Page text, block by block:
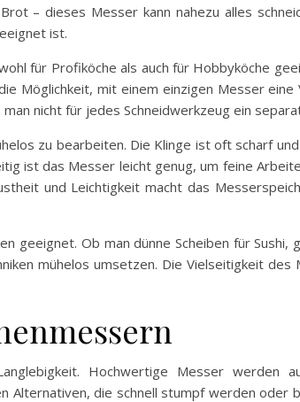
– dieses Messer kann nahezu alles
ist.
für Profiköche als auch für Hobbyköche
Möglichkeit, mit einem einzigen Messer eine
nicht für jedes Schneidwerkzeug ein
zu bearbeiten. Die Klinge ist oft scharf
ist das Messer leicht genug, um feine
und Leichtigkeit macht das
geeignet. Ob man dünne Scheiben für Sushi,
mühelos umsetzen. Die Vielseitigkeit des
Hochwertige Messer werden
die schnell stumpf werden oder